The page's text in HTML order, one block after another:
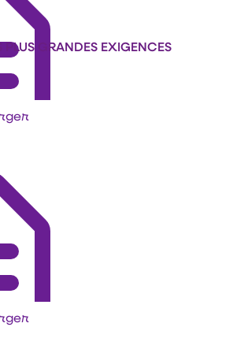
GRANDES EXIGENCES